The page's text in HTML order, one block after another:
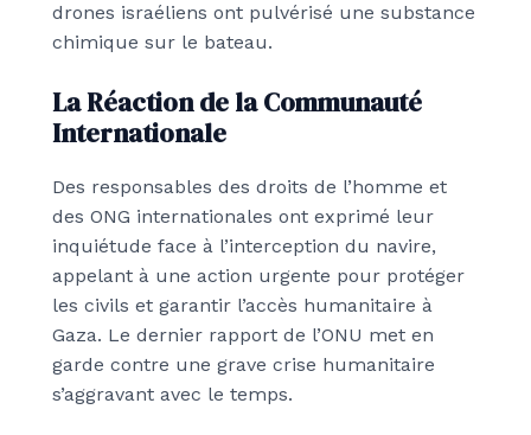
drones israéliens ont pulvérisé une substance
chimique sur le bateau.
La Réaction de la Communauté
Internationale
Des responsables des droits de l’homme et
des ONG internationales ont exprimé leur
inquiétude face à l’interception du navire,
appelant à une action urgente pour protéger
les civils et garantir l’accès humanitaire à
Gaza. Le dernier rapport de l’ONU met en
garde contre une grave crise humanitaire
s’aggravant avec le temps.